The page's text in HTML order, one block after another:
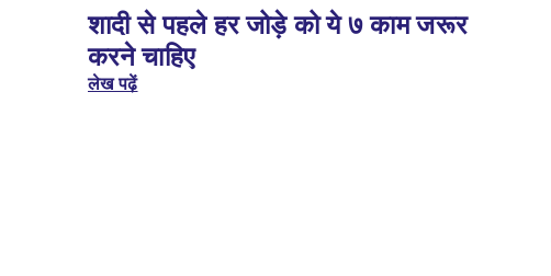
शादी से पहले हर जोड़े को ये ७ काम जरूर
करने चाहिए
लेख पढ़ें